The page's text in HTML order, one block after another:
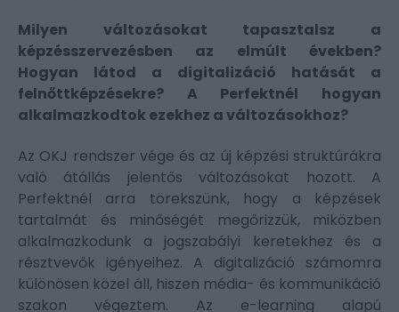
Milyen változásokat tapasztalsz a
képzésszervezésben az elmúlt években?
Hogyan látod a digitalizáció hatását a
felnőttképzésekre? A Perfektnél hogyan
alkalmazkodtok ezekhez a változásokhoz?
Az OKJ rendszer vége és az új képzési struktúrákra
való átállás jelentős változásokat hozott. A
Perfektnél arra törekszünk, hogy a képzések
tartalmát és minőségét megőrizzük, miközben
alkalmazkodunk a jogszabályi keretekhez és a
résztvevők igényeihez. A digitalizáció számomra
különösen közel áll, hiszen média- és kommunikáció
szakon végeztem. Az e-learning alapú